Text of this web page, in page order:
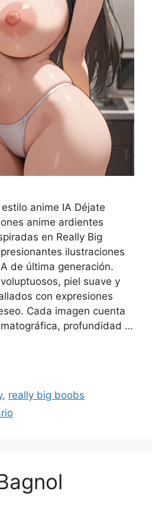
anime IA Déjate
anime ardientes
en Really Big
ilustraciones
de última generación.
piel suave y
con expresiones
Cada imagen cuenta
profundidad …
, really big boobs